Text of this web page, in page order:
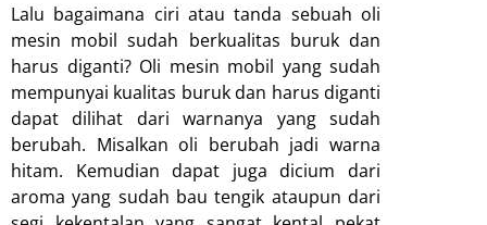
Lalu bagaimana ciri atau tanda sebuah oli
mesin mobil sudah berkualitas buruk dan
harus diganti? Oli mesin mobil yang sudah
mempunyai kualitas buruk dan harus diganti
dapat dilihat dari warnanya yang sudah
berubah. Misalkan oli berubah jadi warna
hitam. Kemudian dapat juga dicium dari
aroma yang sudah bau tengik ataupun dari